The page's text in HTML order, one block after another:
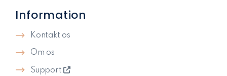
Information
Kontakt os
Om os
Support